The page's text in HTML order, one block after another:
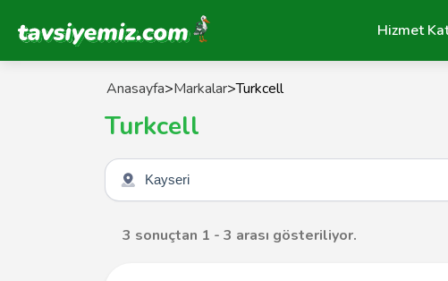
Tavsiyemiz Anasayfa Hizmet
Anasayfa>Markalar>Turkcell
Turkcell
Şehir seçin
3 sonuçtan 1 - 3 arası gösteriliyor.